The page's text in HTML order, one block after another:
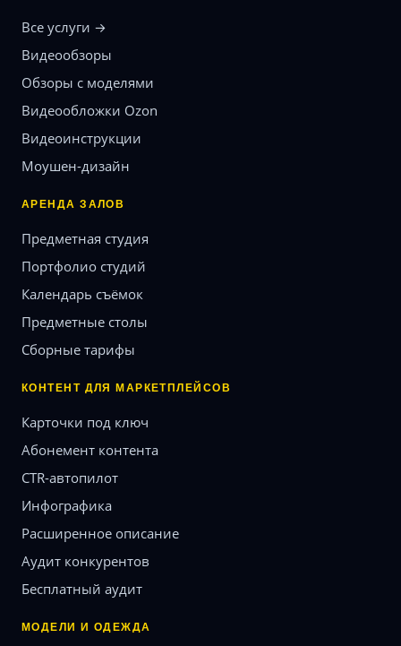
Все услуги →
Видеообзоры
Обзоры с моделями
Видеообложки Ozon
Видеоинструкции
Моушен-дизайн
АРЕНДА ЗАЛОВ
Предметная студия
Портфолио студий
Календарь съёмок
Предметные столы
Сборные тарифы
КОНТЕНТ ДЛЯ МАРКЕТПЛЕЙСОВ
Карточки под ключ
Абонемент контента
CTR-автопилот
Инфографика
Расширенное описание
Аудит конкурентов
Бесплатный аудит
МОДЕЛИ И ОДЕЖДА